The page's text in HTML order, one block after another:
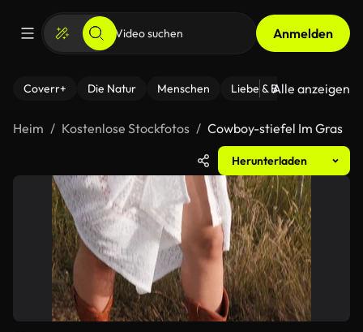
Anmelden
Coverr+ Die Natur Menschen Liebe & Beziehungen
Alle anzeigen
Heim Kostenlose Stockfotos Cowboy-stiefel Im Gras
Herunterladen